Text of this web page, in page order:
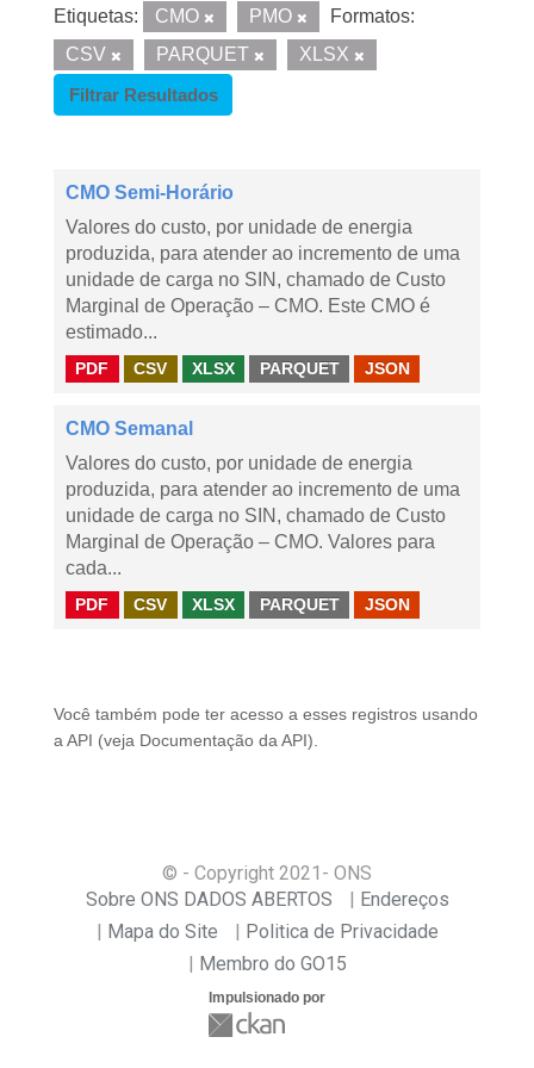
Etiquetas: CMO PMO
Formatos:
CSV
PARQUET
XLSX
Filtrar Resultados
CMO Semi-Horário
Valores do custo, por unidade de energia
produzida, para atender ao incremento de uma
unidade de carga no SIN, chamado de Custo
Marginal de Operação – CMO. Este CMO é
estimado...
PDF CSV XLSX PARQUET JSON
CMO Semanal
Valores do custo, por unidade de energia
produzida, para atender ao incremento de uma
unidade de carga no SIN, chamado de Custo
Marginal de Operação – CMO. Valores para
cada...
PDF CSV XLSX PARQUET JSON
Você também pode ter acesso a esses registros usando
a API (veja Documentação da API ).
© - Copyright 2021 - ONS
Sobre ONS DADOS ABERTOS
Endereços
Mapa do Site
Politica de Privacidade
Membro do GO15
Impulsionado por